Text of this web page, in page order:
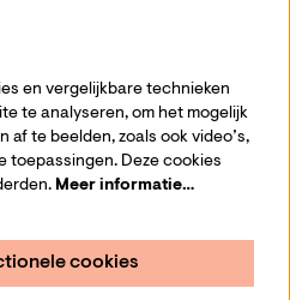
ons
de nieuwsbrief
en vergelijkbare technieken
te analyseren, om het mogelijk
af te beelden, zoals ook video’s,
toepassingen. Deze cookies
Meer informatie…
cookies